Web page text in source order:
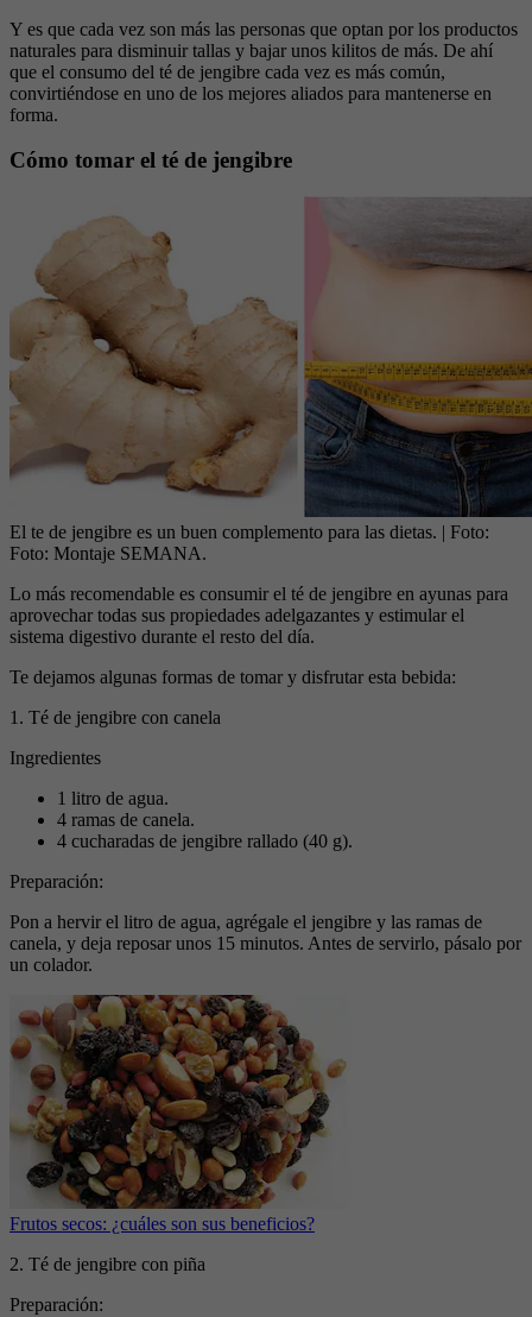
Y es que cada vez son más las personas que optan por los productos
naturales para disminuir tallas y bajar unos kilitos de más. De ahí
que el consumo del té de jengibre cada vez es más común,
convirtiéndose en uno de los mejores aliados para mantenerse en
forma.
Cómo tomar el té de jengibre
El te de jengibre es un buen complemento para las dietas. | Foto:
Foto: Montaje SEMANA.
Lo más recomendable es consumir el té de jengibre en ayunas para
aprovechar todas sus propiedades adelgazantes y estimular el
sistema digestivo durante el resto del día.
Te dejamos algunas formas de tomar y disfrutar esta bebida:
1. Té de jengibre con canela
Ingredientes
1 litro de agua.
4 ramas de canela.
4 cucharadas de jengibre rallado (40 g).
Preparación:
Pon a hervir el litro de agua, agrégale el jengibre y las ramas de
canela, y deja reposar unos 15 minutos. Antes de servirlo, pásalo por
un colador.
Frutos secos: ¿cuáles son sus beneficios?
2. Té de jengibre con piña
Preparación: